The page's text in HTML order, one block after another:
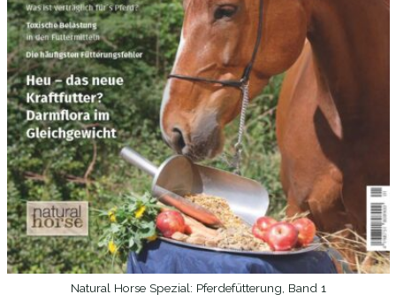
WEITERLESEN
Natural Horse Spezial: Pferdefütterung, Band 1